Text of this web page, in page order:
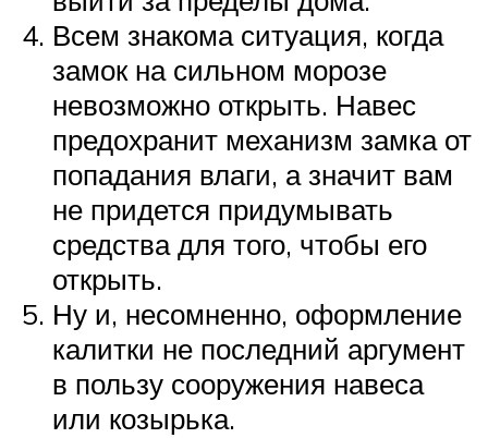
Всем знакома ситуация, когда
замок на сильном морозе
невозможно открыть. Навес
предохранит механизм замка от
попадания влаги, а значит вам
не придется придумывать
средства для того, чтобы его
открыть.
Ну и, несомненно, оформление
калитки не последний аргумент
в пользу сооружения навеса
или козырька.